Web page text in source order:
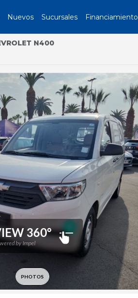
Nuevos Sucursales Financiamiento
N400